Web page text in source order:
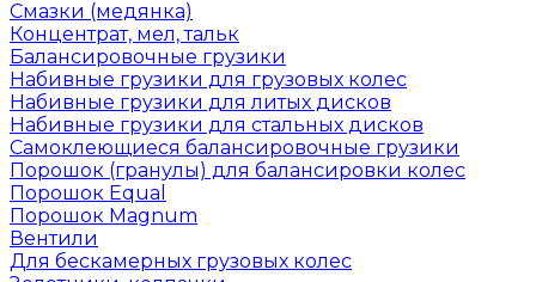
Смазки (медянка)
Концентрат, мел, тальк
Балансировочные грузики
Набивные грузики для грузовых колес
Набивные грузики для литых дисков
Набивные грузики для стальных дисков
Самоклеющиеся балансировочные грузики
Порошок (гранулы) для балансировки колес
Порошок Equal
Порошок Magnum
Вентили
Для бескамерных грузовых колес